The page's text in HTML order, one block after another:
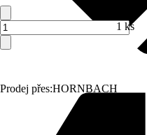
Prodej přes:HORNBACH
1 ks